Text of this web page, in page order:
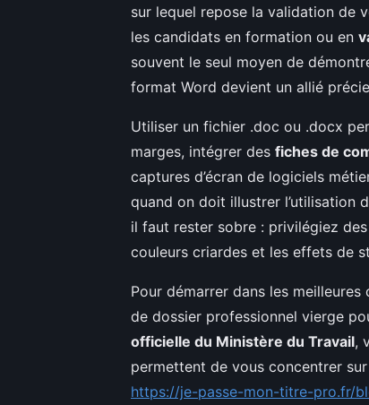
sur lequel repose la validation de
les candidats en formation ou en
souvent le seul moyen de
format Word devient un allié
Utiliser un fichier .doc ou .docx
marges, intégrer des fiches de
captures d’écran de logiciels
quand on doit illustrer l’utilisation
il faut rester sobre : privilégiez
couleurs criardes et les effets de
Pour démarrer dans les
de dossier professionnel vierge
officielle du Ministère du Travail,
permettent de vous concentrer
https://je-passe-mon-titre-pro.fr/